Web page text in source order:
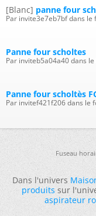
[Blanc] panne four
Par invite3e7eb7bf dans le
Panne four scholtes
Par inviteb5a04a40 dans
Panne four scholtès
Par invitef421f206 dans le
Fuseau
Dans l'univers
produitssur
aspirateur